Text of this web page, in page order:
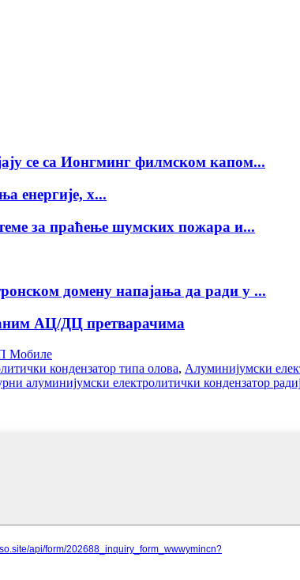
се са Ионгминг филмском капом...
енергије, х...
за праћење шумских пожара и...
домену напајања да ради у ...
АЦ/ДЦ претварачима
Мобиле
кондензатор типа олова, Алуминијумски
алуминијумски електролитички кондензатор